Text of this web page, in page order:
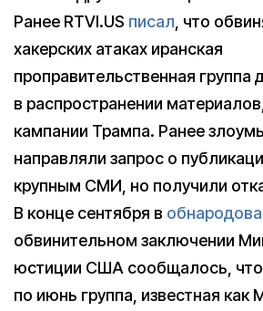
Ранее RTVI.US писал, что
хакерских атаках иранская
проправительственная группа
в распространении
кампании Трампа. Ранее
направляли запрос о
крупным СМИ, но получили
В конце сентября в
обвинительном заключении
юстиции США сообщалось, что
по июнь группа, известная как